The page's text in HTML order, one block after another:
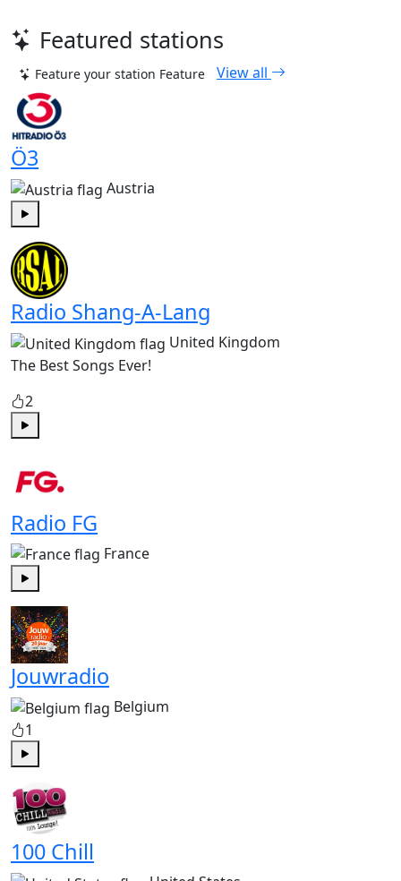
Featured stations
Feature your station Feature View all
Ö3
Austria
Radio Shang-A-Lang
United Kingdom
The Best Songs Ever!
2
Play
Radio FG
France
Jouwradio
Belgium
1
100 Chill